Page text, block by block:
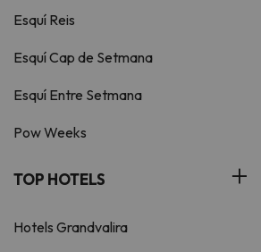
Esquí Reis
Esquí Cap de Setmana
Esquí Entre Setmana
Pow Weeks
TOP HOTELS
Hotels Grandvalira